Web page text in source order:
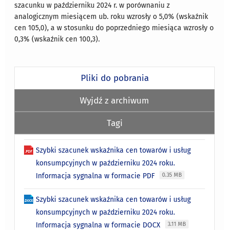
szacunku w październiku 2024 r. w porównaniu z
analogicznym miesiącem ub. roku wzrosły o 5,0% (wskaźnik
cen 105,0), a w stosunku do poprzedniego miesiąca wzrosły o
0,3% (wskaźnik cen 100,3).
Pliki do pobrania
Wyjdź z archiwum
Tagi
Szybki szacunek wskaźnika cen towarów i usług
konsumpcyjnych w październiku 2024 roku.
Informacja sygnalna w formacie PDF
0.35 MB
Szybki szacunek wskaźnika cen towarów i usług
konsumpcyjnych w październiku 2024 roku.
Informacja sygnalna w formacie DOCX
3.11 MB